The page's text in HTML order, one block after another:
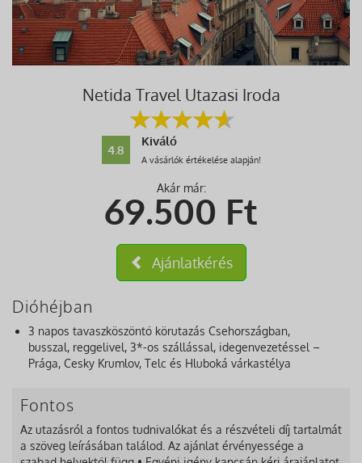
Netida Travel Utazasi Iroda
4.8
Kiváló
A vásárlók értékelése alapján!
Akár már:
69.500 Ft
Ajánlatkérés
Dióhéjban
3 napos tavaszköszöntő körutazás Csehországban,
busszal, reggelivel, 3*-os szállással, idegenvezetéssel –
Prága, Cesky Krumlov, Telc és Hluboká várkastélya
Fontos
Az utazásról a fontos tudnivalókat és a részvételi díj tartalmát
a szöveg leírásában találod. Az ajánlat érvényessége a